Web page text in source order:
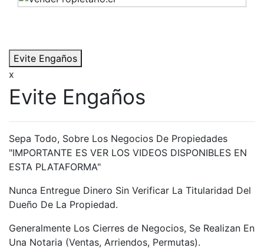
Evite Engaños
x
Evite Engaños
Sepa Todo, Sobre Los Negocios De Propiedades
"IMPORTANTE ES VER LOS VIDEOS DISPONIBLES EN
ESTA PLATAFORMA"
Nunca Entregue Dinero Sin Verificar La Titularidad Del
Dueño De La Propiedad.
Generalmente Los Cierres de Negocios, Se Realizan En
Una Notaria (Ventas, Arriendos, Permutas).